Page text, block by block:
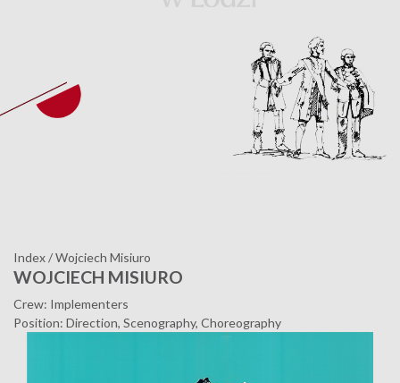
Index/Wojciech Misiuro
WOJCIECH MISIURO
Crew: Implementers
Position: Direction, Scenography, Choreography